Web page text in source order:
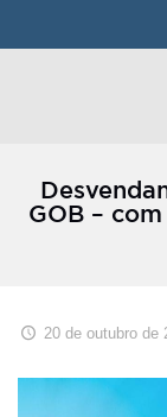
GOB –
20 de outubro de